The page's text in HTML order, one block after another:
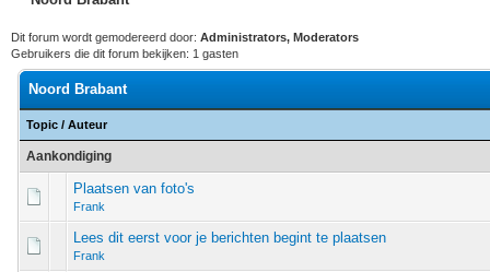
Dit forum wordt gemodereerd door: Administrators, Moderators
Gebruikers die dit forum bekijken: 1 gasten
Noord Brabant
Topic / Auteur
Aankondiging
Plaatsen van foto's
Frank
Lees dit eerst voor je berichten begint te plaatsen
Frank